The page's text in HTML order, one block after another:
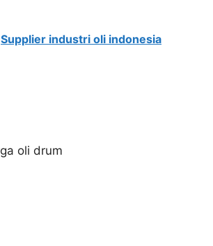
Supplier industri oli indonesia